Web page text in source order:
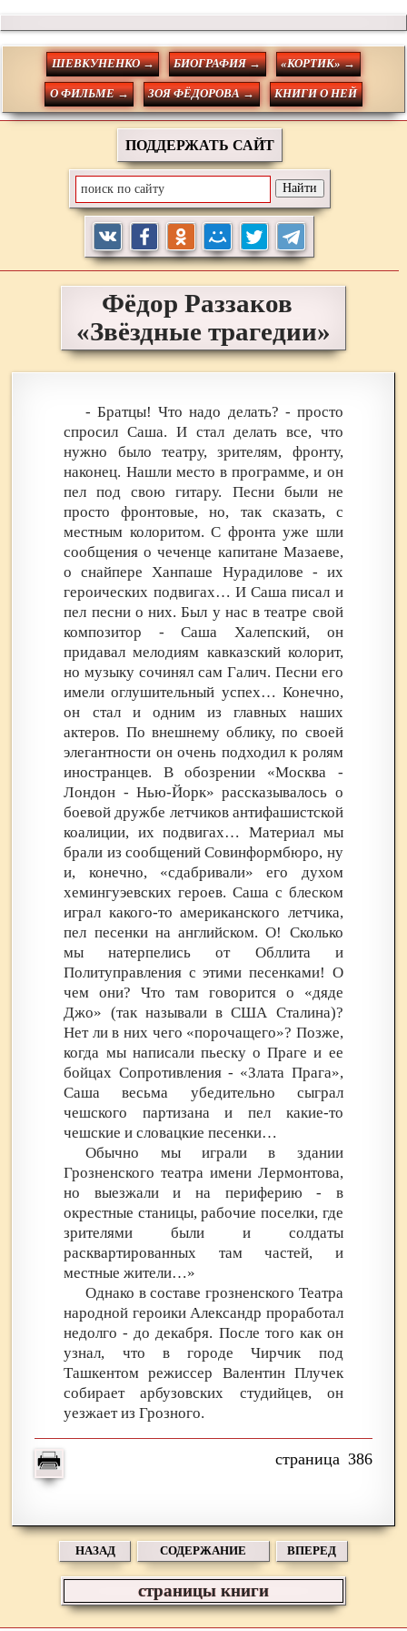
ШЕВКУНЕНКО → БИОГРАФИЯ → «КОРТИК» →
О ФИЛЬМЕ → ЗОЯ ФЁДОРОВА → КНИГИ О НЕЙ
ПОДДЕРЖАТЬ САЙТ
Фёдор Раззаков
«Звёздные трагедии»
- Братцы! Что надо делать? - просто
спросил Саша. И стал делать все, что
нужно было театру, зрителям, фронту,
наконец. Нашли место в программе, и он
пел под свою гитару. Песни были не
просто фронтовые, но, так сказать, с
местным колоритом. С фронта уже шли
сообщения о чеченце капитане Мазаеве,
о снайпере Ханпаше Нурадилове - их
героических подвигах… И Саша писал и
пел песни о них. Был у нас в театре свой
композитор - Саша Халепский, он
придавал мелодиям кавказский колорит,
но музыку сочинял сам Галич. Песни его
имели оглушительный успех… Конечно,
он стал и одним из главных наших
актеров. По внешнему облику, по своей
элегантности он очень подходил к ролям
иностранцев. В обозрении «Москва -
Лондон - Нью-Йорк» рассказывалось о
боевой дружбе летчиков антифашистской
коалиции, их подвигах… Материал мы
брали из сообщений Совинформбюро, ну
и, конечно, «сдабривали» его духом
хемингуэевских героев. Саша с блеском
играл какого-то американского летчика,
пел песенки на английском. О! Сколько
мы натерпелись от Обллита и
Политуправления с этими песенками! О
чем они? Что там говорится о «дяде
Джо» (так называли в США Сталина)?
Нет ли в них чего «порочащего»? Позже,
когда мы написали пьеску о Праге и ее
бойцах Сопротивления - «Злата Прага»,
Саша весьма убедительно сыграл
чешского партизана и пел какие-то
чешские и словацкие песенки…
Обычно мы играли в здании
Грозненского театра имени Лермонтова,
но выезжали и на периферию - в
окрестные станицы, рабочие поселки, где
зрителями были и солдаты
расквартированных там частей, и
местные жители…»
Однако в составе грозненского Театра
народной героики Александр проработал
недолго - до декабря. После того как он
узнал, что в городе Чирчик под
Ташкентом режиссер Валентин Плучек
собирает арбузовских студийцев, он
уезжает из Грозного.
386
НАЗАД СОДЕРЖАНИЕ ВПЕРЕД
страницы книги